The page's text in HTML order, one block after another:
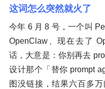
这词怎么突然就火了
今年 6 月 8 号，一个叫
OpenClaw、现在去了
话，大意是：你别再去
设计那个「替你 prompt
图没链接，结果六百多